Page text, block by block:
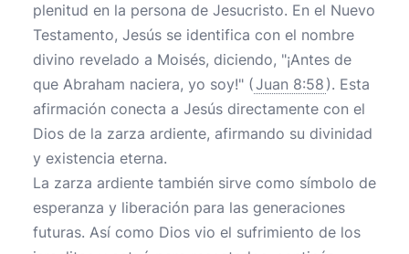
plenitud en la persona de Jesucristo. En el Nuevo
Testamento, Jesús se identifica con el nombre
divino revelado a Moisés, diciendo, "¡Antes de
que Abraham naciera, yo soy!" (Juan 8:58 ). Esta
afirmación conecta a Jesús directamente con el
Dios de la zarza ardiente, afirmando su divinidad
y existencia eterna.
La zarza ardiente también sirve como símbolo de
esperanza y liberación para las generaciones
futuras. Así como Dios vio el sufrimiento de los